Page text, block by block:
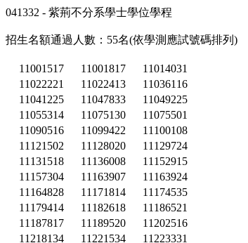
041332 - 紫荊不分系學士學位學程
招生名額通過人數：55名(依學測應試號碼排列)
11001517 11001817
11014031
11022221
11022413
11036116
11041225
11047833
11049225
11055314
11075130
11075501
11090516
11099422
11100108
11121502
11128020
11129724
11131518
11136008
11152915
11157304
11163907
11163924
11164828
11171814
11174535
11179414
11182618
11186521
11187817
11189520
11202516
11218134
11221534
11223331